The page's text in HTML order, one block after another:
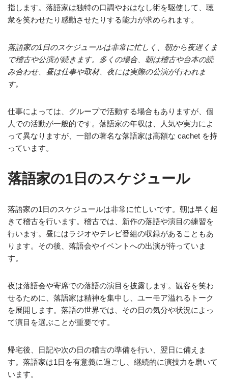
指します。落語家は独特の口調やおはなし術を駆使して、聴
衆を笑わせたり感動させたりする能力が求められます。
落語家の1日のスケジュールは非常に忙しく、朝から夜遅くま
で稽古や公演が続きます。多くの場合、朝は稽古や台本の読
み合わせ、昼は仕事や取材、夜には実際の公演が行われま
す。
仕事によっては、グループで活動する場合もありますが、個
人での活動が一般的です。落語家の年収は、人気や実力によ
って異なりますが、一部の著名な落語家は高額な cachet を持
っています。
落語家の1日のスケジュール
落語家の1日のスケジュールは非常に忙しいです。朝は早く起
きて稽古を行います。稽古では、新作の落語や演目の練習を
行います。昼にはラジオやテレビ番組の収録があることもあ
ります。その後、落語会やイベントへの出演が待っていま
す。
夜は落語会や寄席での落語の演目を披露します。観客を笑わ
せるために、落語家は精神を集中し、ユーモア溢れるトーク
を展開します。落語の世界では、その日の気分や状況によっ
て演目を選ぶことが重要です。
帰宅後、日記や次の日の稽古の準備を行い、翌日に備えま
す。落語家は1日を有意義に過ごし、継続的に演技力を磨いて
います。